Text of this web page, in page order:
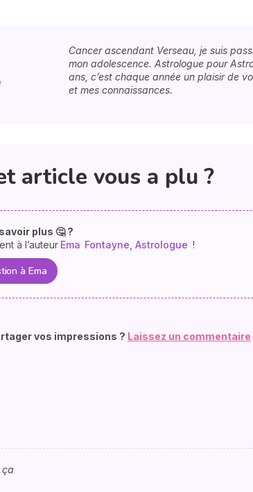
Cancer ascendant Verseau, je suis
mon adolescence. Astrologue pour
ans, c’est chaque année un plaisir de
et mes connaissances.
article vous a plu ?
plus 🤔 ?
à l’auteur Ema Fontayne, Astrologue !
à Ema
vos impressions ? Laissez un commentaire
ça